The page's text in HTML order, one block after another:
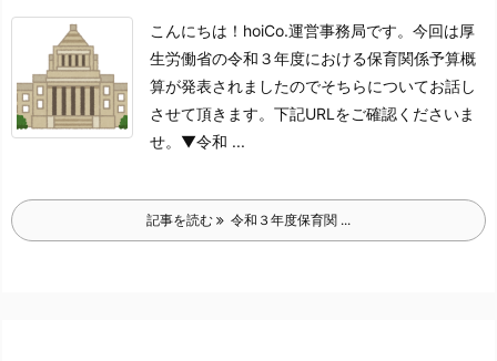
こんにちは！hoiCo.運営事務局です。 今回は厚
生労働省の令和３年度における保育関係予算概
算が発表されましたのでそちらについてお話し
させて頂きます。 下記URLをご確認くださいま
せ。 ▼令和 ...
記事を読む 令和３年度保育関 ...